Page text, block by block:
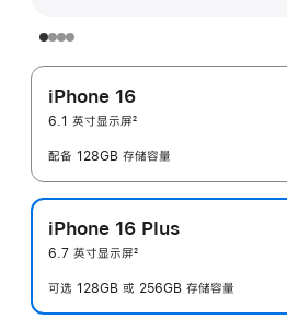
iPhone 16
6.1 英寸显示屏
注
2
配备 128GB 存储容量
iPhone 16 Plus
6.7 英寸显示屏
注
2
可选 128GB 或 256GB 存储容量